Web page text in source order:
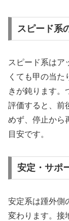
スピード系
スピード系はア
くても甲の当た
きが鈍ります。
評価すると、前
めず、停止から
目安です。
安定・サポ
安定系は踵外側
変わります。接